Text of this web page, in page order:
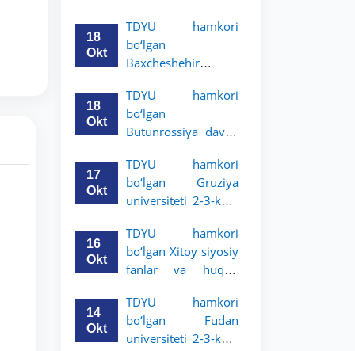
e’lon qildi
akademik mobillik
dasturini e’lon qiladi
18
Okt
TDYU hamkori
bo‘lgan
Baxcheshehir
bosqich talabalari
uchun akademik
mobillik dasturini
18
Okt
TDYU hamkori
bo‘lgan
Butunrossiya davlat
3-kurs talabalari
uchun akademik
mobillik dasturini
17
Okt
TDYU hamkori
bo‘lgan Gruziya
universiteti 2-3-kurs
akademik mobillik
dasturini e’lon qildi
16
Okt
TDYU hamkori
bo‘lgan Xitoy siyosiy
fanlar va huquq
talabalari uchun
akademik mobillik
dasturini e’lon qildi
14
Okt
TDYU hamkori
bo‘lgan Fudan
universiteti 2-3-kurs